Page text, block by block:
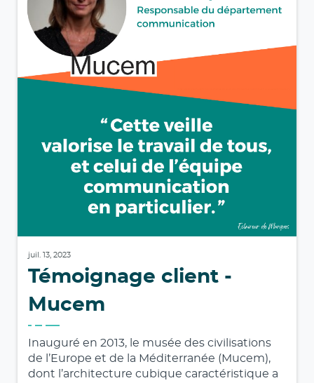
juil. 13, 2023
Témoignage client -
Mucem
Inauguré en 2013, le musée des civilisations
de l’Europe et de la Méditerranée (Mucem),
dont l’architecture cubique caractéristique a